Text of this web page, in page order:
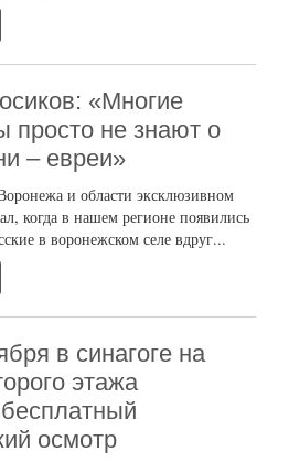
«Многие
просто не знают о
– евреи»
и области эксклюзивном
когда в нашем регионе появились
в воронежском селе вдруг...
в синагоге на
этажа
осмотр